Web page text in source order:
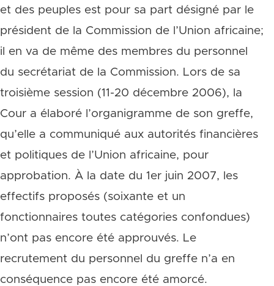
et des peuples est pour sa part désigné par le
président de la Commission de l’Union africaine;
il en va de même des membres du personnel
du secrétariat de la Commission. Lors de sa
troisième session (11-20 décembre 2006), la
Cour a élaboré l’organigramme de son greffe,
qu’elle a communiqué aux autorités financières
et politiques de l’Union africaine, pour
approbation. À la date du 1er juin 2007, les
effectifs proposés (soixante et un
fonctionnaires toutes catégories confondues)
n’ont pas encore été approuvés. Le
recrutement du personnel du greffe n’a en
conséquence pas encore été amorcé.